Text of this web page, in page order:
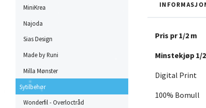
MiniKrea
Najoda
Sias Design
Made by Runi
Milla Mønster
Sytilbehør
Wonderfil - Overloctråd
Pris pr 1/2 m
Minstekjøp 1/
Digital Print
100% Bomull